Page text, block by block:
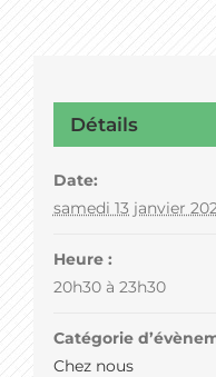
Détails
Date:
samedi 13 janvier
Heure :
20h30 à 23h30
Catégorie
Chez nous